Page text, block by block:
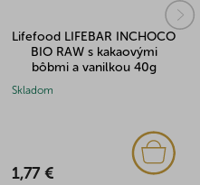
Lifefood LIFEBAR INCHOCO
BIO RAW s kakaovými
bôbmi a vanilkou 40g
Skladom
1,77 €